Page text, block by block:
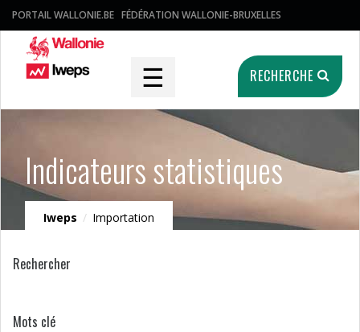
PORTAIL WALLONIE.BE FÉDÉRATION WALLONIE-BRUXELLES
☰ RECHERCHE
Indicateurs statistiques
Iweps / Importation
Rechercher
Mots clé